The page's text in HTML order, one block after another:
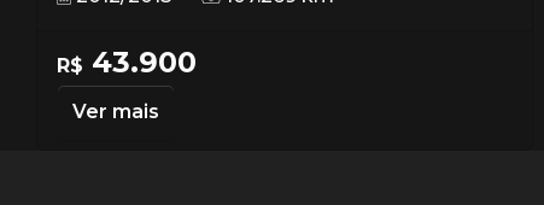
R$ 43.900
Ver mais